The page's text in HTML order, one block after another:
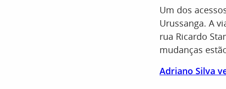
Um dos
Urussanga. A
rua Ricardo
mudanças
Adriano Silva